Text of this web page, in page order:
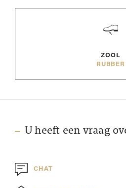
ZOOL
RUBBER
U heeft een vraag
CHAT